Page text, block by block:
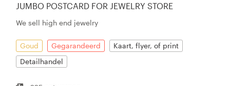
JUMBO POSTCARD FOR JEWELRY STORE
We sell high end jewelry
Goud Gegarandeerd
Kaart, flyer, of print
Detailhandel